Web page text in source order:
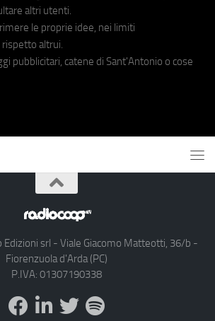
altri utenti.
le proprie idee, nei limiti
rispetto altrui.
pubblicitari, catene di Sant'Antonio o cose
Edizioni srl - Viale Giacomo Matteotti, 36/b -
Fiorenzuola d'Arda (PC)
P.IVA: 01307190338